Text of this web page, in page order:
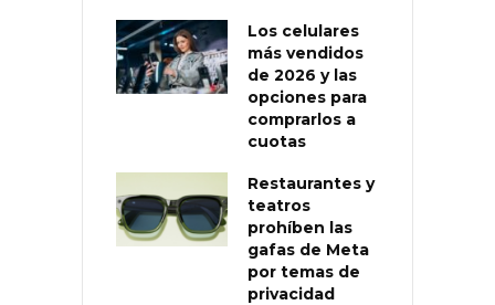
Los celulares
más vendidos
de 2026 y las
opciones para
comprarlos a
cuotas
Restaurantes y
teatros
prohíben las
gafas de Meta
por temas de
privacidad